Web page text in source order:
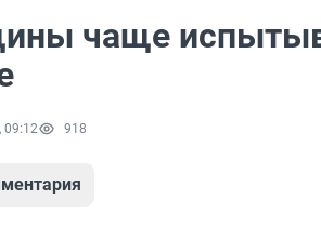
чаще
09:12 918